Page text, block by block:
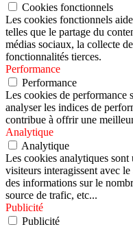
Cookies fonctionnels
Les cookies fonctionnels
telles que le partage du
médias sociaux, la collecte
fonctionnalités tierces.
Performance
Performance
Les cookies de performance
analyser les indices de
contribue à offrir une
Analytique
Analytique
Les cookies analytiques
visiteurs interagissent avec
des informations sur le
source de trafic, etc...
Publicité
Publicité